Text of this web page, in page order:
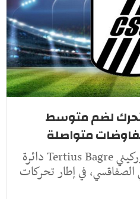
لضم متوسط
متواصلة
دخل متوسط الميدان البوركيني Tertius Bagre دائرة
الصفاقسي، في إطار تحركات